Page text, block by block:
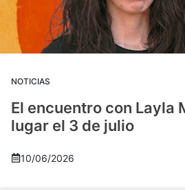
NOTICIAS
El encuentro con Layla
lugar el 3 de julio
10/06/2026